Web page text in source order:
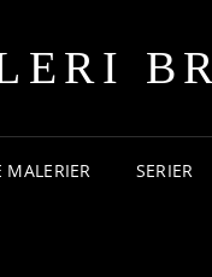
MALERIER SERIER